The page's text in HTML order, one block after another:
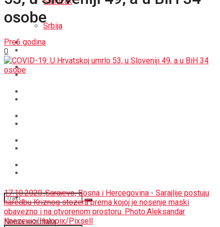
REGIJA
SVIJET
BOŠNJACI
Nema rezultata
Srbija
SVIJET
SPORT
osobe
Pre6 godina
0
17.10.2020.,Sarajevo, Bosna i Hercegovina - Sarajlije postuju
naredbu Kriznog stozera prema kojoj je nosenje maski
obavezno i na otvorenom prostoru. Photo:Aleksandar
Knezevic/Halopix/Pixsell